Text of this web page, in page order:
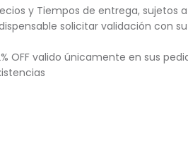
y Tiempos de entrega, sujetos
solicitar validación con
OFF valido únicamente en sus